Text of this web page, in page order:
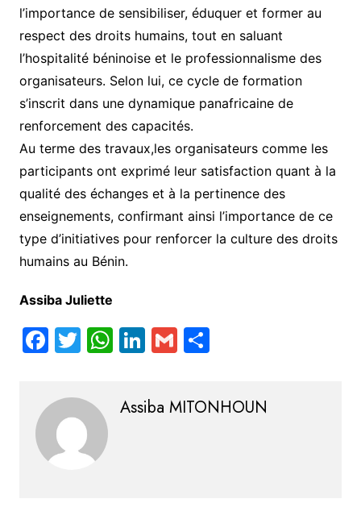
l’importance de sensibiliser, éduquer et former au
respect des droits humains, tout en saluant
l’hospitalité béninoise et le professionnalisme des
organisateurs. Selon lui, ce cycle de formation
s’inscrit dans une dynamique panafricaine de
renforcement des capacités.
Au terme des travaux,les organisateurs comme les
participants ont exprimé leur satisfaction quant à la
qualité des échanges et à la pertinence des
enseignements, confirmant ainsi l’importance de ce
type d’initiatives pour renforcer la culture des droits
humains au Bénin.
Assiba Juliette
F
c
e
b
o
T
itt
er
W
at
s
Li
k
e
G
ai
l
S
ar
e
Assiba MITONHOUN